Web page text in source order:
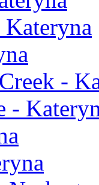
-
-